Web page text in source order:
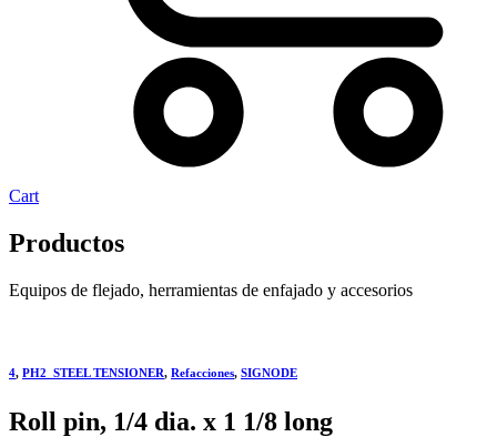
Cart
Productos
Equipos de flejado, herramientas de enfajado y accesorios
4, PH2_STEEL TENSIONER, Refacciones, SIGNODE
Roll pin, 1/4 dia. x 1 1/8 long